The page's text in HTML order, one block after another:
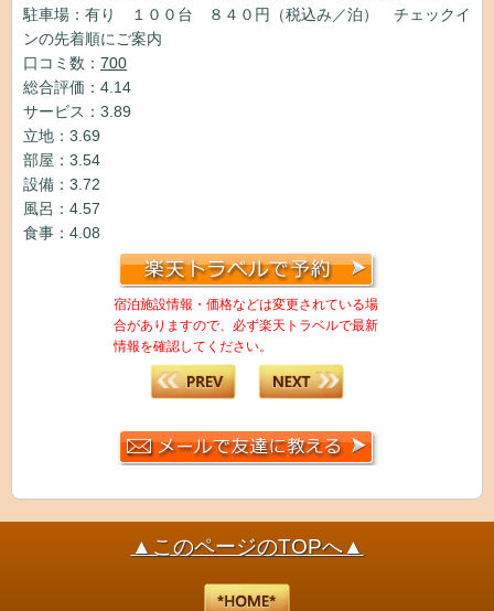
駐車場：有り １００台 ８４０円（税込み／泊） チェックイ
ンの先着順にご案内
口コミ数： 700
総合評価：4.14
サービス：3.89
立地：3.69
部屋：3.54
設備：3.72
風呂：4.57
食事：4.08
宿泊施設情報・価格などは変更されている場
合がありますので、必ず楽天トラベルで最新
情報を確認してください。
▲このページのTOPへ▲